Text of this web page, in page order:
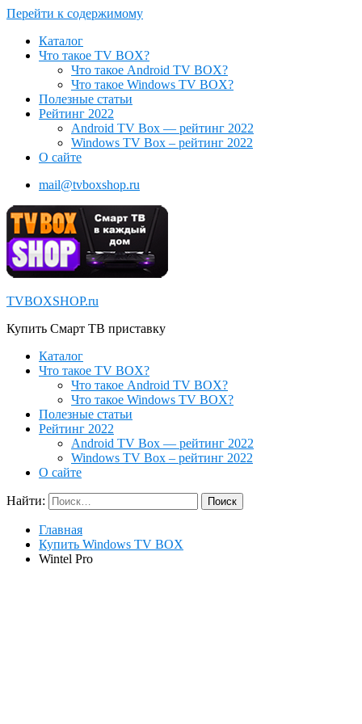
Перейти к содержимому
Каталог
Что такое TV BOX?
Что такое Android TV BOX?
Что такое Windows TV BOX?
Полезные статьи
Рейтинг 2022
Android TV Box — рейтинг 2022
Windows TV Box – рейтинг 2022
О сайте
mail@tvboxshop.ru
TVBOXSHOP.ru
Купить Смарт ТВ приставку
Каталог
Что такое TV BOX?
Что такое Android TV BOX?
Что такое Windows TV BOX?
Полезные статьи
Рейтинг 2022
Android TV Box — рейтинг 2022
Windows TV Box – рейтинг 2022
О сайте
Найти:
Главная
Купить Windows TV BOX
Wintel Pro